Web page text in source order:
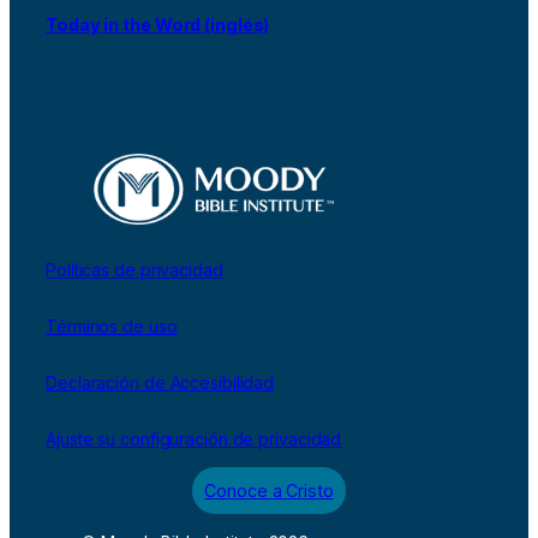
Today in the Word (inglés)
Políticas de privacidad
Términos de uso
Declaración de Accesibilidad
Ajuste su configuración de privacidad
Conoce a Cristo